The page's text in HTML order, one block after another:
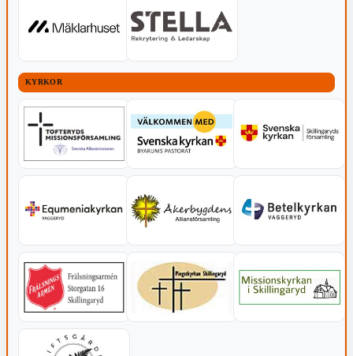
KYRKOR